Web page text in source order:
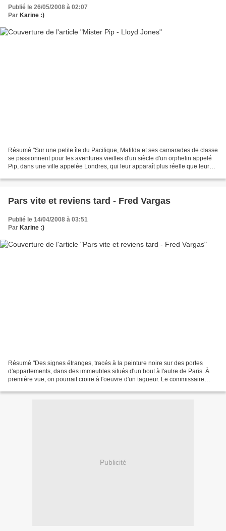
Publié le 26/05/2008 à 02:07
Par Karine :)
Résumé "Sur une petite île du Pacifique, Matilda et ses camarades de classe
se passionnent pour les aventures vieilles d'un siècle d'un orphelin appelé
Pip, dans une ville appelée Londres, qui leur apparaît plus réelle que leur
Pars vite et reviens tard - Fred Vargas
Publié le 14/04/2008 à 03:51
Par Karine :)
Résumé "Des signes étranges, tracés à la peinture noire sur des portes
d'appartements, dans des immeubles situés d'un bout à l'autre de Paris. À
première vue, on pourrait croire à l'oeuvre d'un tagueur. Le commissaire
Publicité